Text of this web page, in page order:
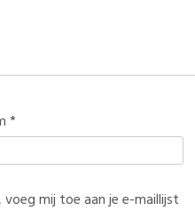
*
voeg mij toe aan je e-maillijst